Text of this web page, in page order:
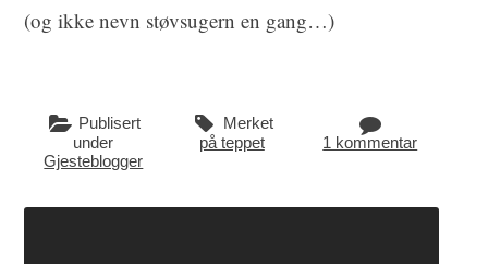
(og ikke nevn støvsugern en gang…)
Publisert
under
Gjesteblogger
Merket
på teppet
1 kommentar